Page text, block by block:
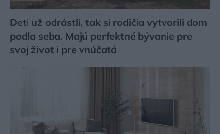
Deti už odrástli, tak si rodičia vytvorili dom
podľa seba. Majú perfektné bývanie pre
svoj život i pre vnúčatá